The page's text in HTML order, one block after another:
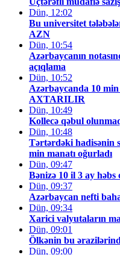
Dün, 12:02
Bu universitet
AZN
Dün, 10:54
Azərbaycanın
açıqlama
Dün, 10:52
Azərbaycanda 10 min
AXTARILIR
Dün, 10:49
Kollecə qəbul
Dün, 10:48
Tərtərdəki hadisənin
min manatı oğurladı
Dün, 09:47
Bənizə 10 il 3 ay həbs
Dün, 09:37
Azərbaycan nefti
Dün, 09:34
Xarici valyutaların
Dün, 09:01
Ölkənin bu
Dün, 09:00